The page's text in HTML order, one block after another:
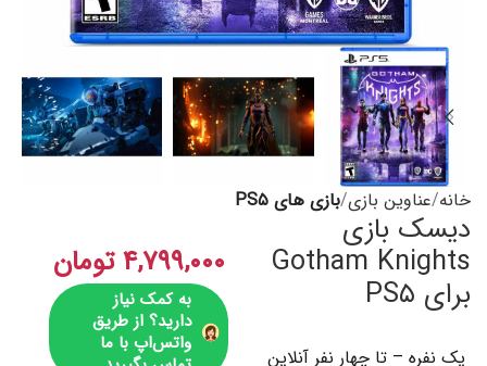
خانه عناوین بازی بازی های PS۵
دیسک بازی
Gotham Knights
برای PS۵
یک نفره – تا چهار نفر آنلاین
۴,۷۹۹,۰۰۰ تومان
به کمک نیاز
دارید؟ از طریق
واتس‌اپ با ما